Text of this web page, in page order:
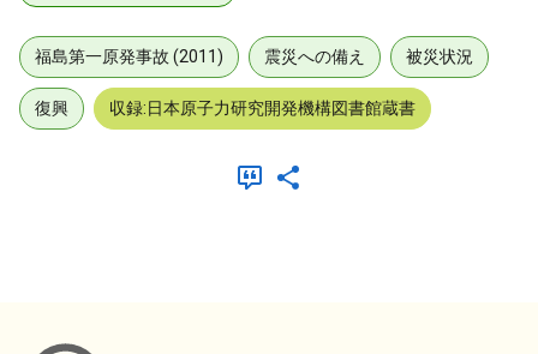
福島第一原発事故 (2011) 震災への備え 被災状況
復興 収録:日本原子力研究開発機構図書館蔵書